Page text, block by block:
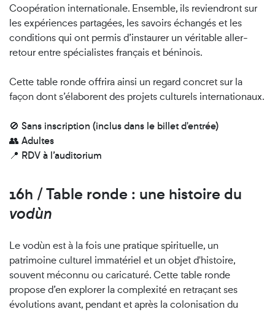
Coopération internationale. Ensemble, ils reviendront sur
les expériences partagées, les savoirs échangés et les
conditions qui ont permis d’instaurer un véritable aller-
retour entre spécialistes français et béninois.
Cette table ronde offrira ainsi un regard concret sur la
façon dont s’élaborent des projets culturels internationaux.
🚫 Sans inscription (inclus dans le billet d'entrée)
👥 Adultes
📍 RDV à l’auditorium
16h / Table ronde : une histoire du
vodùn
Le vodùn est à la fois une pratique spirituelle, un
patrimoine culturel immatériel et un objet d'histoire,
souvent méconnu ou caricaturé. Cette table ronde
propose d’en explorer la complexité en retraçant ses
évolutions avant, pendant et après la colonisation du